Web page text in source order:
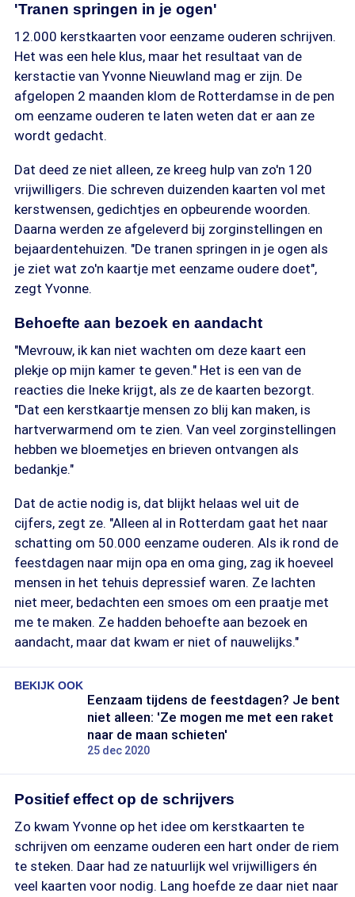
'Tranen springen in je ogen'
12.000 kerstkaarten voor eenzame ouderen schrijven.
Het was een hele klus, maar het resultaat van de
kerstactie van Yvonne Nieuwland mag er zijn. De
afgelopen 2 maanden klom de Rotterdamse in de pen
om eenzame ouderen te laten weten dat er aan ze
wordt gedacht.
Dat deed ze niet alleen, ze kreeg hulp van zo'n 120
vrijwilligers. Die schreven duizenden kaarten vol met
kerstwensen, gedichtjes en opbeurende woorden.
Daarna werden ze afgeleverd bij zorginstellingen en
bejaardentehuizen. "De tranen springen in je ogen als
je ziet wat zo'n kaartje met eenzame oudere doet",
zegt Yvonne.
Behoefte aan bezoek en aandacht
"Mevrouw, ik kan niet wachten om deze kaart een
plekje op mijn kamer te geven." Het is een van de
reacties die Ineke krijgt, als ze de kaarten bezorgt.
"Dat een kerstkaartje mensen zo blij kan maken, is
hartverwarmend om te zien. Van veel zorginstellingen
hebben we bloemetjes en brieven ontvangen als
bedankje."
Dat de actie nodig is, dat blijkt helaas wel uit de
cijfers, zegt ze. "Alleen al in Rotterdam gaat het naar
schatting om 50.000 eenzame ouderen. Als ik rond de
feestdagen naar mijn opa en oma ging, zag ik hoeveel
mensen in het tehuis depressief waren. Ze lachten
niet meer, bedachten een smoes om een praatje met
me te maken. Ze hadden behoefte aan bezoek en
aandacht, maar dat kwam er niet of nauwelijks."
BEKIJK OOK
Eenzaam tijdens de feestdagen? Je bent
niet alleen: 'Ze mogen me met een raket
naar de maan schieten'
25 dec 2020
Positief effect op de schrijvers
Zo kwam Yvonne op het idee om kerstkaarten te
schrijven om eenzame ouderen een hart onder de riem
te steken. Daar had ze natuurlijk wel vrijwilligers én
veel kaarten voor nodig. Lang hoefde ze daar niet naar